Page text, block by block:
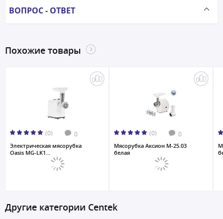
ВОПРОС - ОТВЕТ
Похожие товары
(0) 0
Электрическая мясорубка
Oasis MG-LK1...
(0) 0
Мясорубка Аксион M-25.03
белая
Другие категории Centek